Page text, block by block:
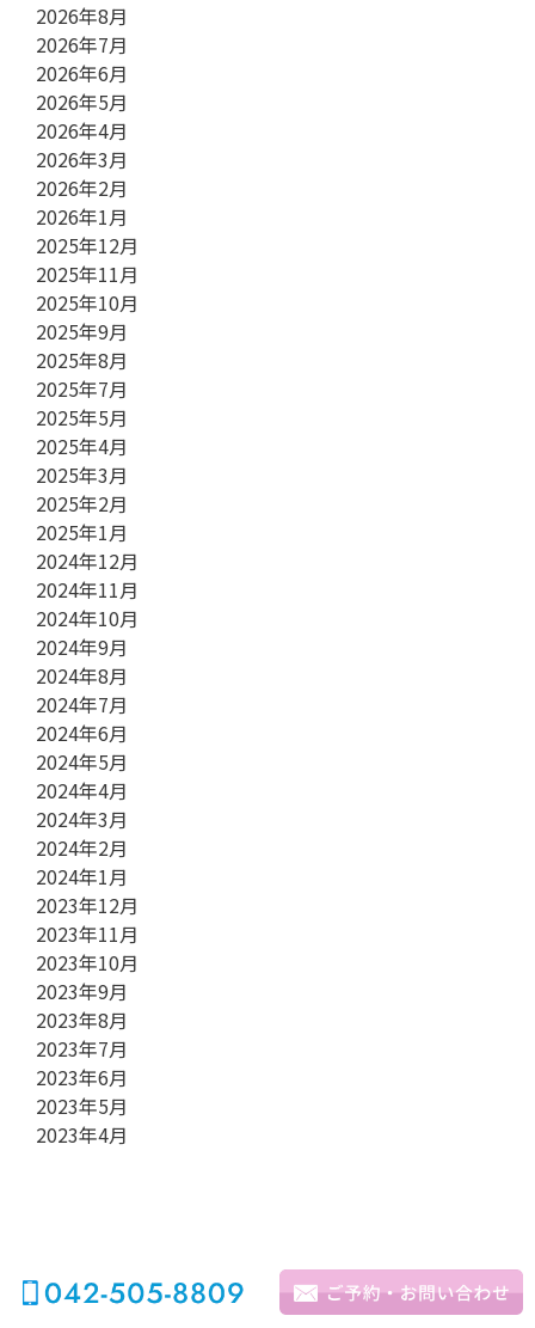
2026年8月
2026年7月
2026年6月
2026年5月
2026年4月
2026年3月
2026年2月
2026年1月
2025年12月
2025年11月
2025年10月
2025年9月
2025年8月
2025年7月
2025年5月
2025年4月
2025年3月
2025年2月
2025年1月
2024年12月
2024年11月
2024年10月
2024年9月
2024年8月
2024年7月
2024年6月
2024年5月
2024年4月
2024年3月
2024年2月
2024年1月
2023年12月
2023年11月
2023年10月
2023年9月
2023年8月
2023年7月
2023年6月
2023年5月
2023年4月